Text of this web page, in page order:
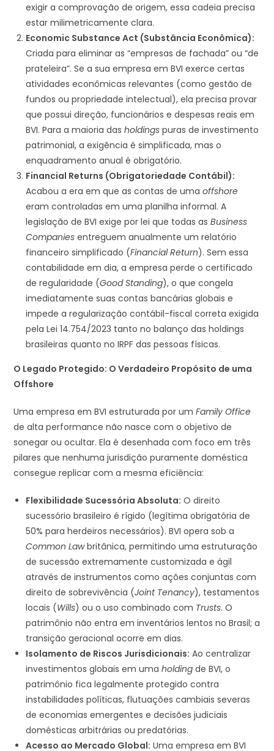
exigir a comprovação de origem, essa cadeia precisa
estar milimetricamente clara.
Economic Substance Act (Substância Econômica):
Criada para eliminar as “empresas de fachada” ou “de
prateleira”. Se a sua empresa em BVI exerce certas
atividades econômicas relevantes (como gestão de
fundos ou propriedade intelectual), ela precisa provar
que possui direção, funcionários e despesas reais em
BVI. Para a maioria dasholdings puras de investimento
patrimonial, a exigência é simplificada, mas o
enquadramento anual é obrigatório.
Financial Returns (Obrigatoriedade Contábil):
Acabou a era em que as contas de umaoffshore
eram controladas em uma planilha informal. A
legislação de BVI exige por lei que todas asBusiness
Companies entreguem anualmente um relatório
financeiro simplificado (Financial Return). Sem essa
contabilidade em dia, a empresa perde o certificado
de regularidade (Good Standing), o que congela
imediatamente suas contas bancárias globais e
impede a regularização contábil-fiscal correta exigida
pela Lei 14.754/2023 tanto no balanço das holdings
brasileiras quanto no IRPF das pessoas físicas.
O Legado Protegido: O Verdadeiro Propósito de uma
Offshore
Uma empresa em BVI estruturada por umFamily Office
de alta performance não nasce com o objetivo de
sonegar ou ocultar. Ela é desenhada com foco em três
pilares que nenhuma jurisdição puramente doméstica
consegue replicar com a mesma eficiência:
Flexibilidade Sucessória Absoluta: O direito
sucessório brasileiro é rígido (legítima obrigatória de
50% para herdeiros necessários). BVI opera sob a
Common Lawbritânica, permitindo uma estruturação
de sucessão extremamente customizada e ágil
através de instrumentos como ações conjuntas com
direito de sobrevivência (Joint Tenancy), testamentos
locais (Wills) ou o uso combinado com Trusts. O
patrimônio não entra em inventários lentos no Brasil; a
transição geracional ocorre em dias.
Isolamento de Riscos Jurisdicionais: Ao centralizar
investimentos globais em umaholding de BVI, o
patrimônio fica legalmente protegido contra
instabilidades políticas, flutuações cambiais severas
de economias emergentes e decisões judiciais
domésticas arbitrárias ou predatórias.
Acesso ao Mercado Global: Uma empresa em BVI